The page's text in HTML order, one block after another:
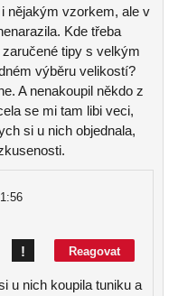
nějakým vzorkem, ale v
Kde třeba
tipy s velkým
výběru velikostí?
A nenakoupil někdo z
se mi tam libi veci,
si u nich objednala,
Reagovat
!
u nich koupila tuniku a